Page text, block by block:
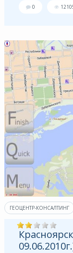
0
ГЕОЦЕНТР-КОНСАЛТИНГ